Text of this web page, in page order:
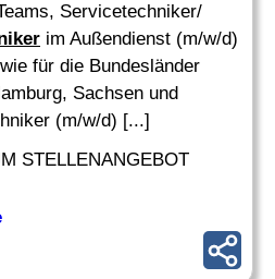
Servicetechniker/
im Außendienst (m/w/d)
für die Bundesländer
Sachsen und
(m/w/d) [...]
STELLENANGEBOT